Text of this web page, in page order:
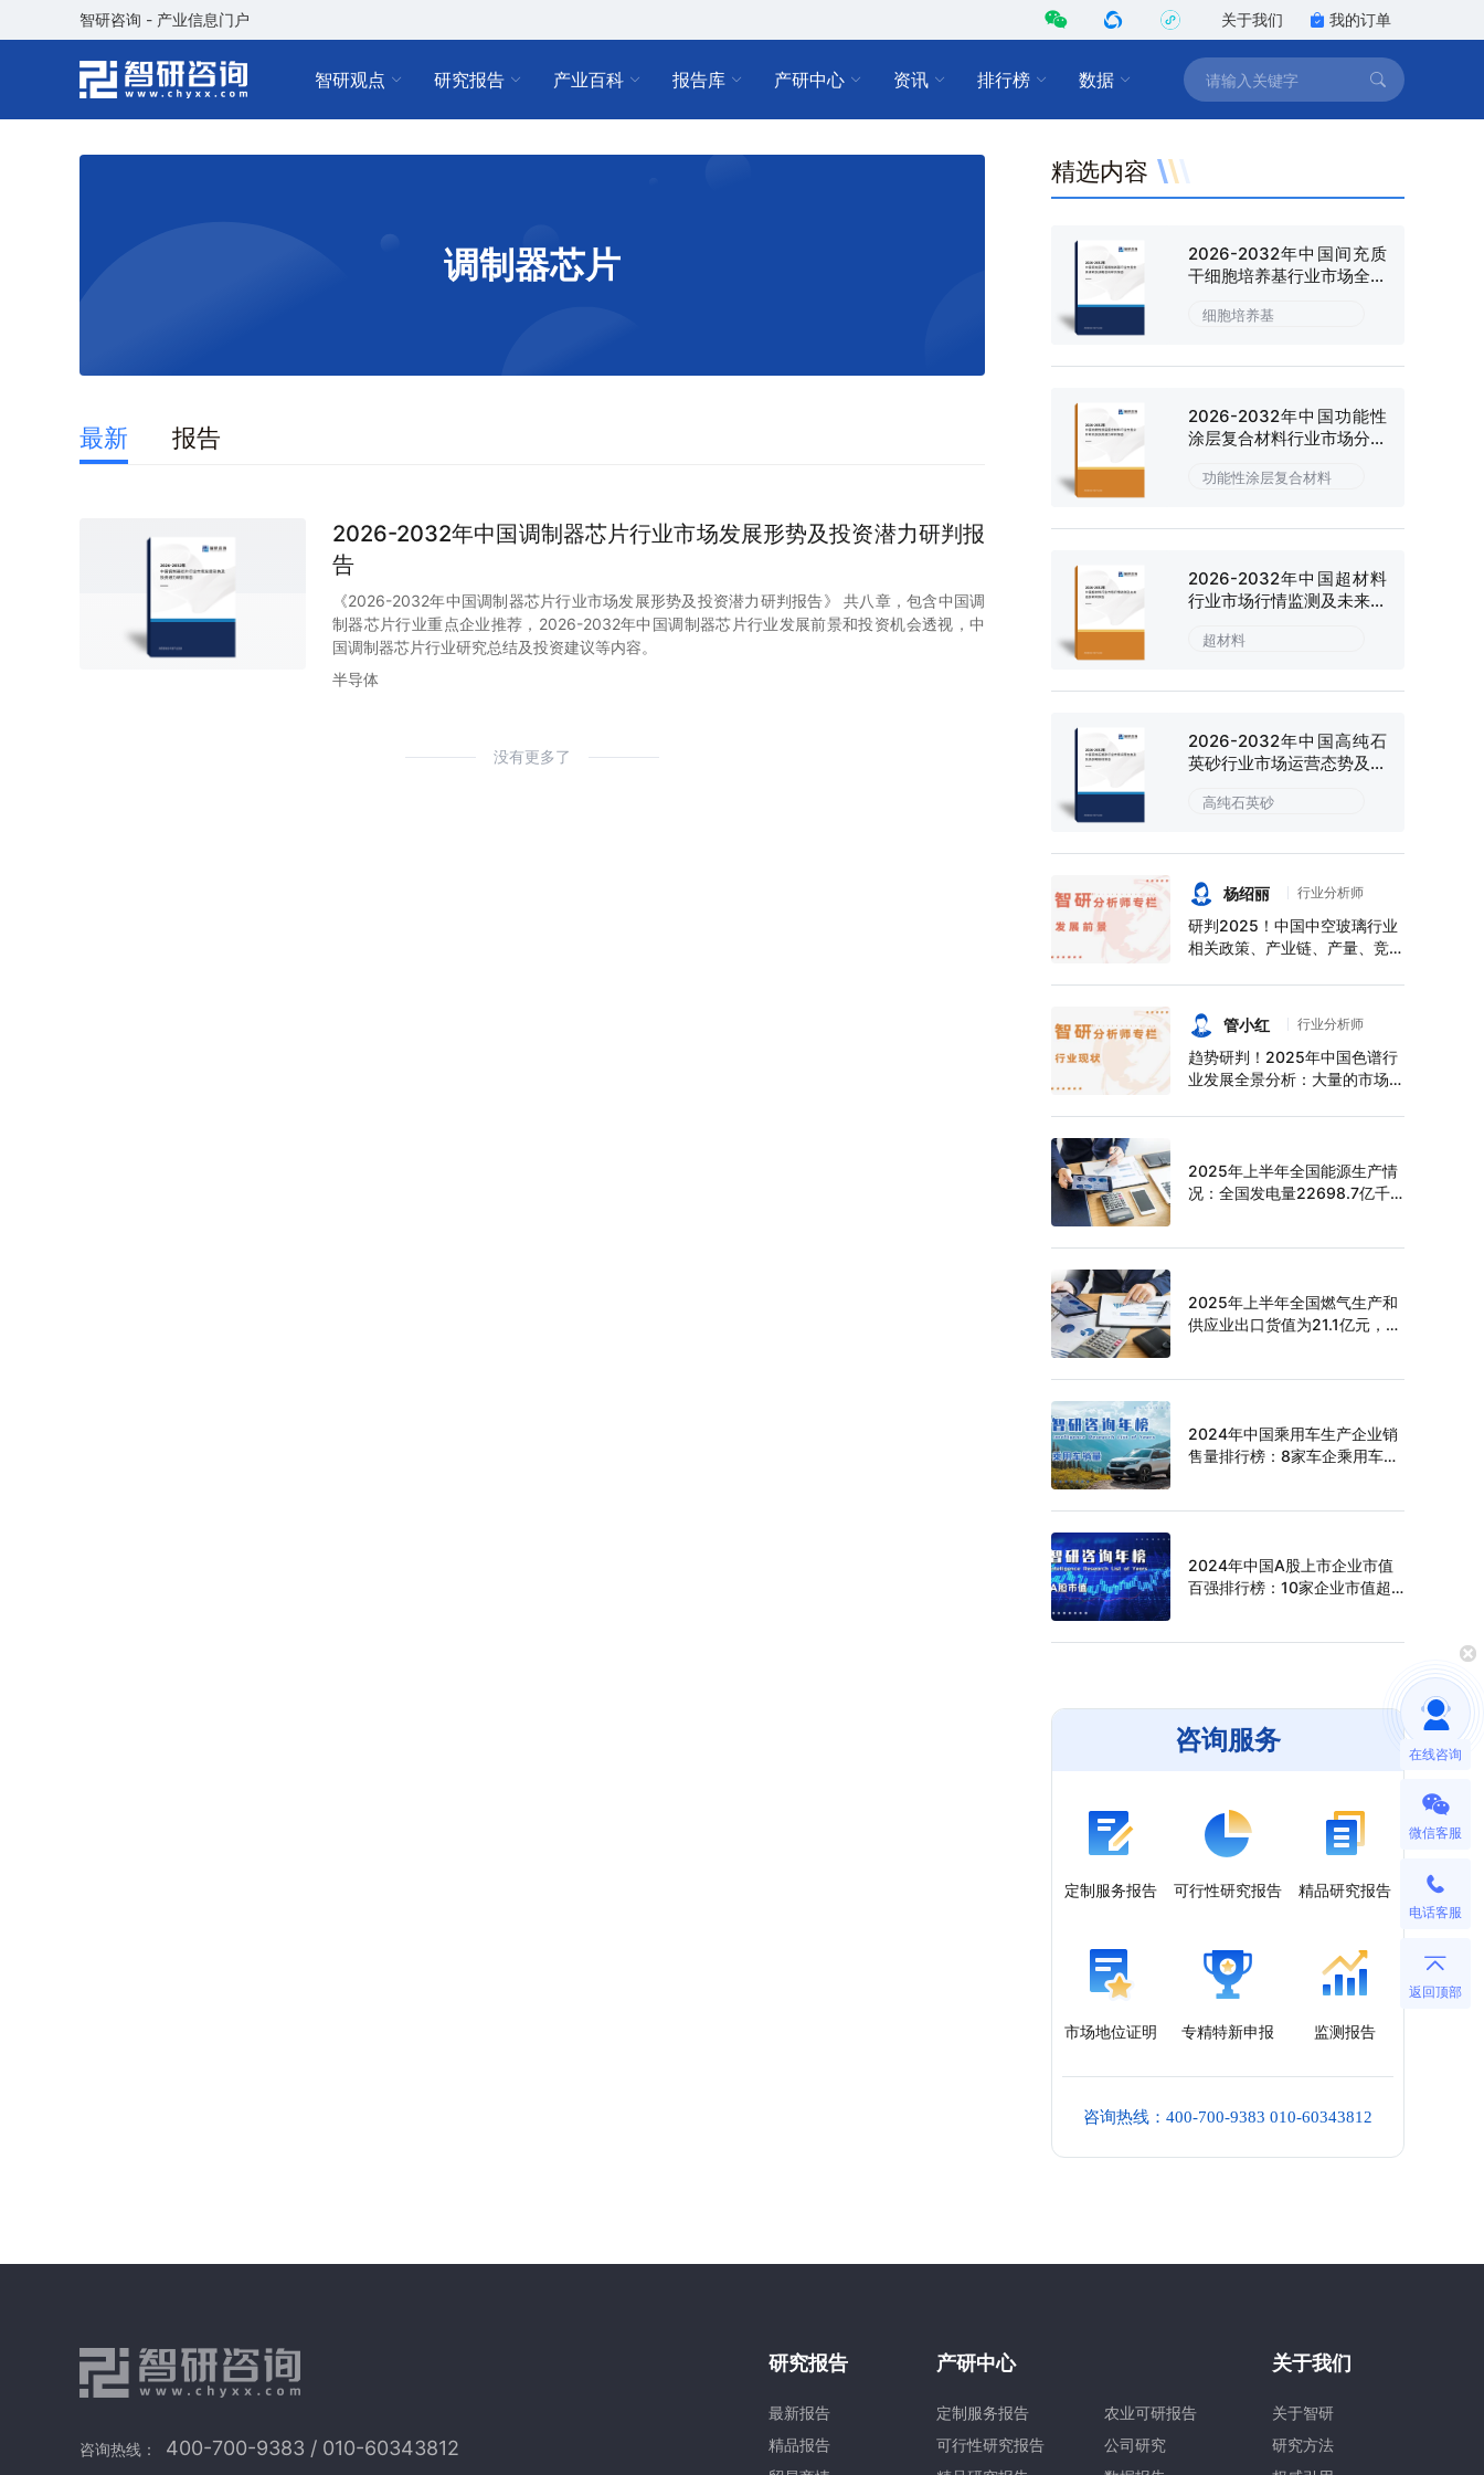
智研咨询 - 产业信息门户 关于我们 我的订单
智研观点 研究报告 产业百科 报告库 产研中心 资讯 排行榜 数据
调制器芯片
最新 报告
2026-2032年中国调制器芯片行业市场发展形势及投资潜力研判报
告
《2026-2032年中国调制器芯片行业市场发展形势及投资潜力研判报告》 共八章，包含中国调
制器芯片行业重点企业推荐，2026-2032年中国调制器芯片行业发展前景和投资机会透视，中
国调制器芯片行业研究总结及投资建议等内容。
半导体
没有更多了
精选内容
2026-2032年中国间充质
干细胞培养基行业市场全景
细胞培养基
2026-2032年中国功能性
涂层复合材料行业市场分析
功能性涂层复合材料
2026-2032年中国超材料
行业市场行情监测及未来趋
超材料
2026-2032年中国高纯石
英砂行业市场运营态势及投
高纯石英砂
杨绍丽 行业分析师
研判2025！中国中空玻璃行业
相关政策、产业链、产量、竞争
持续增长，上半年中空玻璃产量
达6124万平方米[图]
管小红 行业分析师
趋势研判！2025年中国色谱行
业发展全景分析：大量的市场需
规模不断扩大，进口替代趋势明
2025年上半年全国能源生产情
况：全国发电量22698.7亿千
2025年上半年全国燃气生产和
供应业出口货值为21.1亿元，累
2024年中国乘用车生产企业销
售量排行榜：8家车企乘用车销
2024年中国A股上市企业市值
百强排行榜：10家企业市值超
咨询服务
定制服务报告 可行性研究报告 精品研究报告
市场地位证明 专精特新申报 监测报告
咨询热线：400-700-9383 010-60343812
在线咨询
微信客服
电话客服
返回顶部
咨询热线：
400-700-9383 / 010-60343812
研究报告
最新报告
精品报告
产研中心
定制服务报告
可行性研究报告
农业可研报告
公司研究
关于我们
关于智研
研究方法